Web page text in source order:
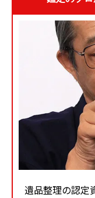
遺品整理の認定